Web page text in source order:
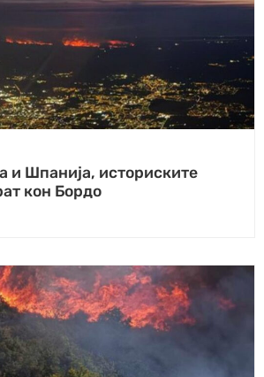
и Шпанија, историските
кон Бордо